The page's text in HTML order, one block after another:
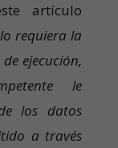
artículo
requiera la
ejecución,
le
los datos
a través